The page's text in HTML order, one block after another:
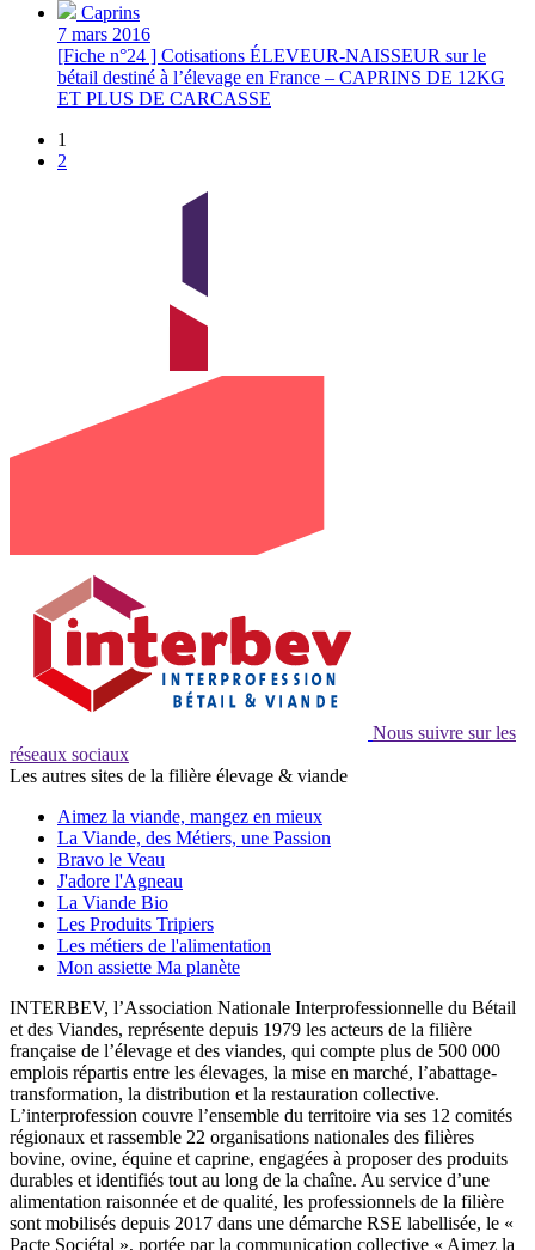
Caprins
7 mars 2016
[Fiche n°24 ] Cotisations ÉLEVEUR-NAISSEUR sur le
bétail destiné à l’élevage en France – CAPRINS DE 12KG
ET PLUS DE CARCASSE
1
2
Nous suivre sur les
réseaux sociaux
Les autres sites de la filière élevage & viande
Aimez la viande, mangez en mieux
La Viande, des Métiers, une Passion
Bravo le Veau
J'adore l'Agneau
La Viande Bio
Les Produits Tripiers
Les métiers de l'alimentation
Mon assiette Ma planète
INTERBEV, l’Association Nationale Interprofessionnelle du Bétail
et des Viandes, représente depuis 1979 les acteurs de la filière
française de l’élevage et des viandes, qui compte plus de 500 000
emplois répartis entre les élevages, la mise en marché, l’abattage-
transformation, la distribution et la restauration collective.
L’interprofession couvre l’ensemble du territoire via ses 12 comités
régionaux et rassemble 22 organisations nationales des filières
bovine, ovine, équine et caprine, engagées à proposer des produits
durables et identifiés tout au long de la chaîne. Au service d’une
alimentation raisonnée et de qualité, les professionnels de la filière
sont mobilisés depuis 2017 dans une démarche RSE labellisée, le «
Pacte Sociétal », portée par la communication collective « Aimez la